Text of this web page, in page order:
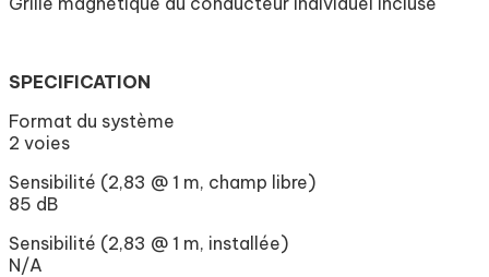
SPECIFICATION
Format du système
2 voies
Sensibilité (2,83 @ 1 m, champ libre)
85 dB
Sensibilité (2,83 @ 1 m, installée)
N/A